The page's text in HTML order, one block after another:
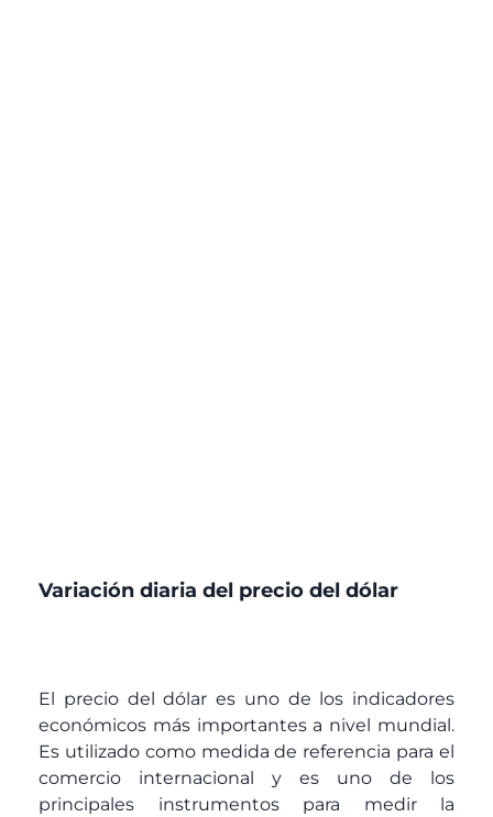
Variación diaria del precio del dólar
El precio del dólar es uno de los indicadores
económicos más importantes a nivel mundial.
Es utilizado como medida de referencia para el
comercio internacional y es uno de los
principales instrumentos para medir la